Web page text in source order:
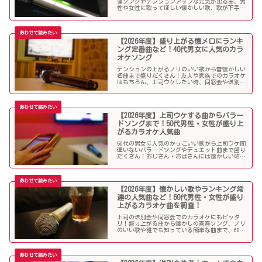
連ソングやテンションアップな元気が出る曲、男
性や女性に歌ってほしい懐かしい歌、歌が下手で
カラオケ曲をご紹介します！
【2026年度】盛り上がる懐メロにランキ
ング定番曲など！40代男女に人気のカラ
オケソング
テンションの上がるノリのいい歌から昔懐かしい
名曲まで盛りだくさん！友人や家族でのカラオケ
はもちろん、上司ウケしたい時、同窓会や送別会
ッとくるようなカラオケソングを探している方も
【2026年度】上司ウケする曲からバラー
ドソングまで！50代男性・女性が盛り上
がるカラオケ人気曲
50代の男女に人気のかっこいい歌から上司ウケ間
違いないバラードソングやデュエット曲まで盛り
だくさん！おじさん・おばさんには懐かしい昭和
懐メロも多数。みんなが知っている曲は音痴でも
はず！
【2026年度】懐かしい歌やランキング常
連の人気曲など！60代男性・女性が盛り
上がるカラオケ曲を調査！
上司の送別会や同窓会でのカラオケにもピッタ
リ！盛り上がる曲から懐かしの青春ソング、ノリ
のいい歌や誰でも知っている簡単な曲まで、60代
でご紹介します！